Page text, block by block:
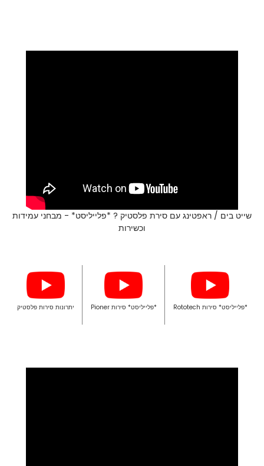
שייט בים / ראפטינג עם סירת פלסטיק ? *פלייליסט* - מבחני עמידות
וכשירות
*פלייליסט* סירות Rototech *פלייליסט* סירות Pioner יתרונות סירות פלסטיק